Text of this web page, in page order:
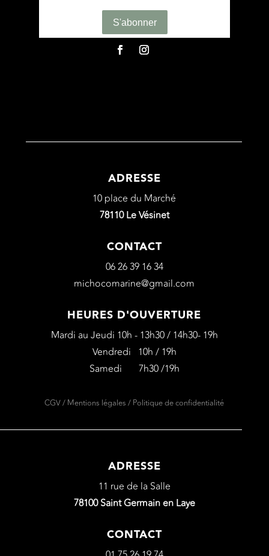
ADRESSE
10 place du Marché
78110 Le Vésinet
CONTACT
06 26 39 16 34
michocomarine@gmail.com
HEURES D'OUVERTURE
Mardi au Jeudi 10h - 13h30 / 14h30- 19h
Vendredi 10h / 19h
Samedi 7h30 /19h
CGV/ Mentions légales / Politique de confidentialité
ADRESSE
11 rue de la Salle
78100 Saint Germain en Laye
CONTACT